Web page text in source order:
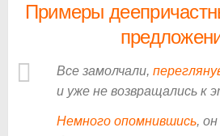
Примеры
Все замолчали,
и уже не возвращались к
Немного опомнившись, он